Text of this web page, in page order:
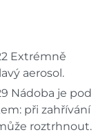
Extrémně
aerosol.
Nádoba je pod
při zahřívání
roztrhnout.